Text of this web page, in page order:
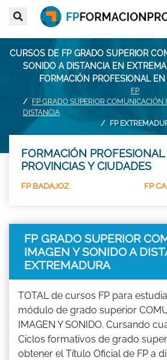
CURSOS DE FP GRADO SUPERIOR
SONIDO A DISTANCIA EN
FORMACIÓN PROFESIONAL
FP
FP GRADO SUPERIOR
DISTANCIA
FP
FORMACIÓN PROFESIONAL
PROVINCIAS Y CIUDADES
FP BADAJOZ FP
FP GRADO SUPERIOR
IMAGEN Y SONIDO A
EXTREMADURA
TOTAL de cursos FP para
módulo de grado superior
IMAGEN Y SONIDO. Cursando
Ciclos formativos de grado
obtener el Título Oficial de FP a